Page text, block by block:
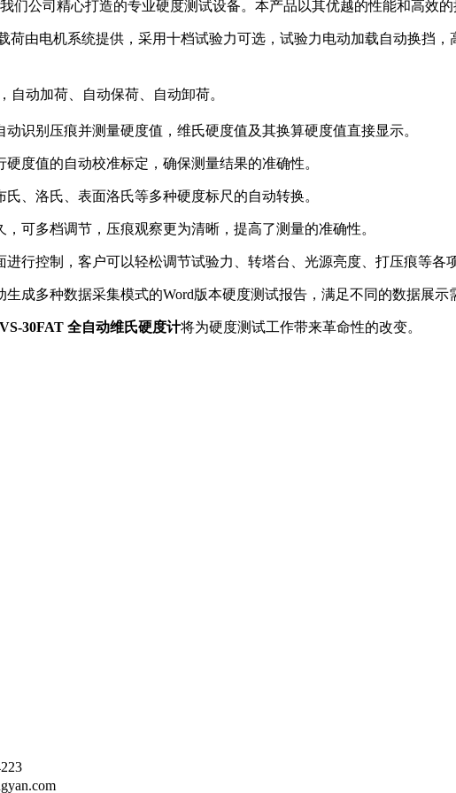
们公司精心打造的专业硬度测试设备。本产品以其优越的性能和高效
荷由电机系统提供，采用十档试验力可选，试验力电动加载自动换挡
自动加荷、自动保荷、自动卸荷。
识别压痕并测量硬度值，维氏硬度值及其换算硬度值直接显示。
度值的自动校准标定，确保测量结果的准确性。
、洛氏、表面洛氏等多种硬度标尺的自动转换。
可多档调节，压痕观察更为清晰，提高了测量的准确性。
行控制，客户可以轻松调节试验力、转塔台、光源亮度、打压痕等各
成多种数据采集模式的Word版本硬度测试报告，满足不同的数据展示
30FAT 全自动维氏硬度计将为硬度测试工作带来革命性的改变。